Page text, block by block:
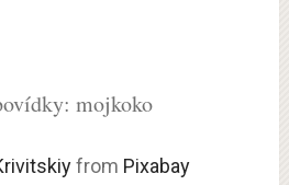
mojkoko
from Pixabay